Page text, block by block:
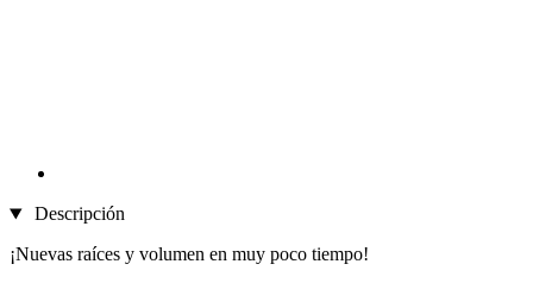
Descripción
¡Nuevas raíces y volumen en muy poco tiempo!